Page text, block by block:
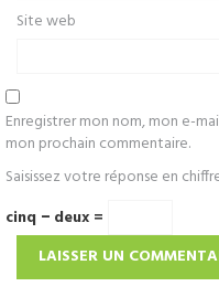
Site web
Enregistrer mon nom, mon e-
mon prochain commentaire.
Saisissez votre réponse en
cinq − deux =